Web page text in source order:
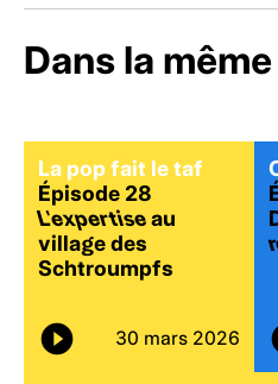
Dans la
La pop fait le taf
Épisode 28
L’expertiseau
village des
Schtroumpfs
30 mars 2026